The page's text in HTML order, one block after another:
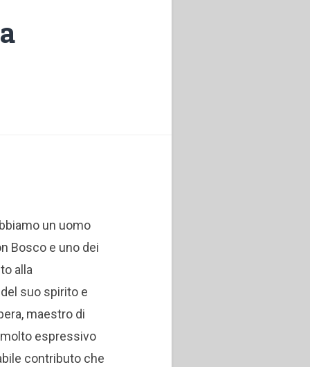
un uomo
Bosco e uno dei
alla
suo spirito e
maestro di
espressivo
contributo che